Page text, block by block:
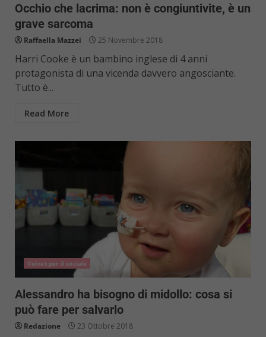
Occhio che lacrima: non è congiuntivite, è un
grave sarcoma
Raffaella Mazzei 25 Novembre 2018
Harri Cooke è un bambino inglese di 4 anni
protagonista di una vicenda davvero angosciante.
Tutto è...
Read More
Velvet per il sociale
Alessandro ha bisogno di midollo: cosa si
può fare per salvarlo
Redazione 23 Ottobre 2018